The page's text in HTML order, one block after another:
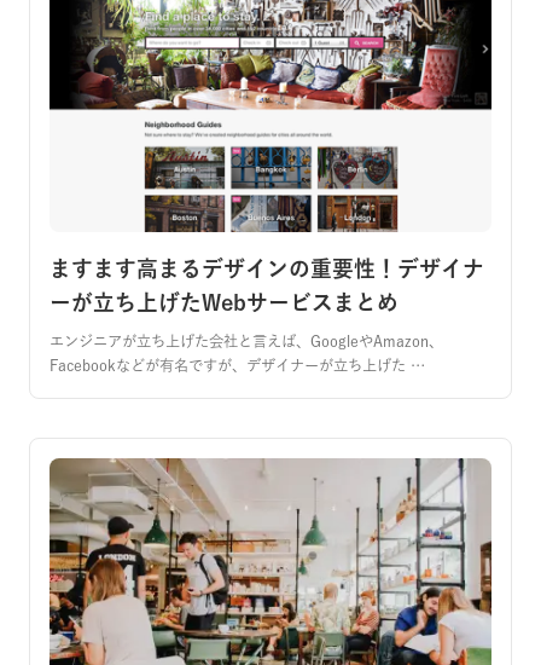
ますます高まるデザインの重要性！デザイナ
ーが立ち上げたWebサービスまとめ
エンジニアが立ち上げた会社と言えば、GoogleやAmazon、
Facebookなどが有名ですが、デザイナーが立ち上げた …